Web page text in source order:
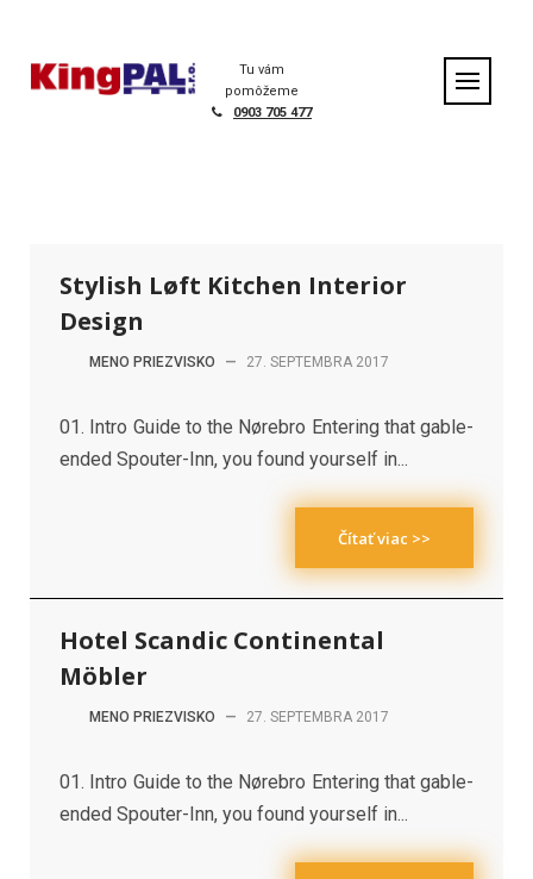
Tu vám
pomôžeme
0903 705 477
Stylish Løft Kitchen Interior
Design
MENO PRIEZVISKO — 27. SEPTEMBRA 2017
01. Intro Guide to the Nørebro Entering that gable-
ended Spouter-Inn, you found yourself in...
Čítať viac >>
Hotel Scandic Continental
Möbler
MENO PRIEZVISKO — 27. SEPTEMBRA 2017
01. Intro Guide to the Nørebro Entering that gable-
ended Spouter-Inn, you found yourself in...